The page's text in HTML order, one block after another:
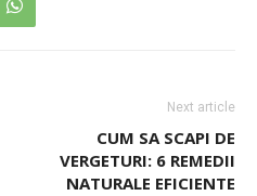
Next article
CUM SA SCAPI DE
VERGETURI: 6 REMEDII
NATURALE EFICIENTE